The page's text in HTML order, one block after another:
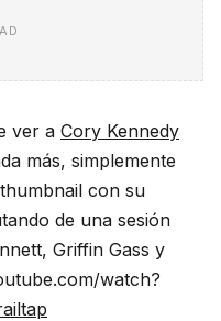
ver a Cory Kennedy
más, simplemente
con su
de una sesión
Griffin Gass y
watch?